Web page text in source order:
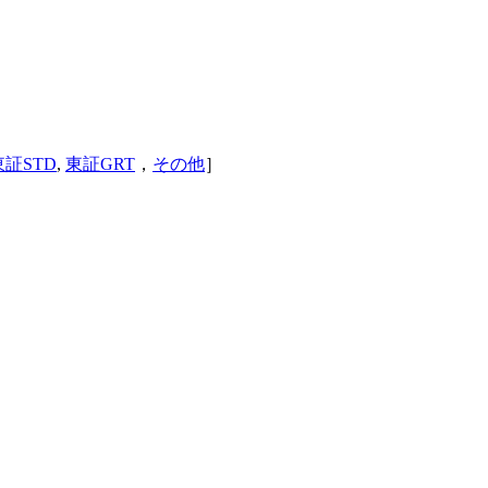
証STD, 東証GRT ， その他］